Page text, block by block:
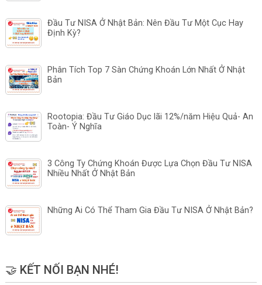
Đầu Tư NISA Ở Nhật Bản: Nên Đầu Tư Một Cục Hay
Định Kỳ?
Phân Tích Top 7 Sàn Chứng Khoán Lớn Nhất Ở Nhật
Bản
Rootopia: Đầu Tư Giáo Dục lãi 12%/năm Hiệu Quả- An
Toàn- Ý Nghĩa
3 Công Ty Chứng Khoán Được Lựa Chọn Đầu Tư NISA
Nhiều Nhất Ở Nhật Bản
Những Ai Có Thể Tham Gia Đầu Tư NISA Ở Nhật Bản?
🤝 KẾT NỐI BẠN NHÉ!